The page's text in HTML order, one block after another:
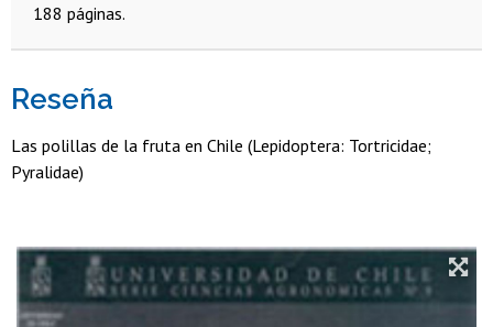
188 páginas.
Reseña
Las polillas de la fruta en Chile (Lepidoptera: Tortricidae;
Pyralidae)